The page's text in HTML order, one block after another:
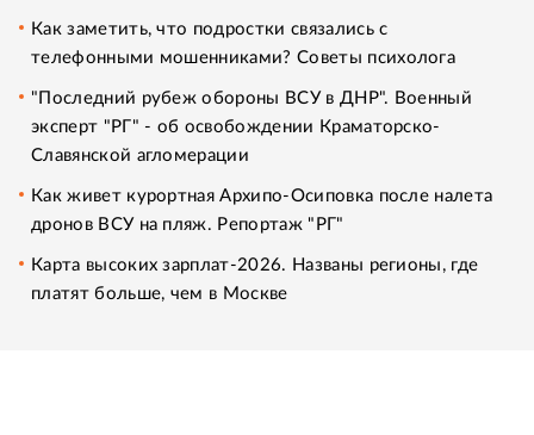
Как заметить, что подростки связались с
телефонными мошенниками? Советы психолога
"Последний рубеж обороны ВСУ в ДНР". Военный
эксперт "РГ" - об освобождении Краматорско-
Славянской агломерации
Как живет курортная Архипо-Осиповка после налета
дронов ВСУ на пляж. Репортаж "РГ"
Карта высоких зарплат-2026. Названы регионы, где
платят больше, чем в Москве